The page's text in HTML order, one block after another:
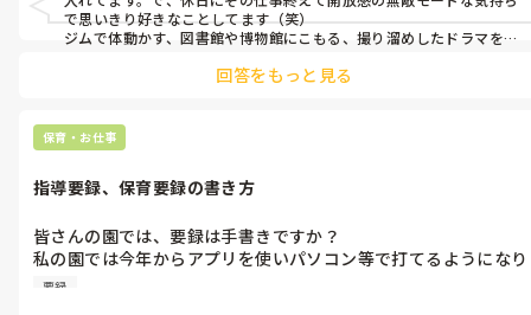
で思いきり好きなことしてます（笑）
ジムで体動かす、図書館や博物館にこもる、撮り溜めしたドラマを観
回答をもっと見る
保育・お仕事
指導要録、保育要録の書き方
皆さんの園では、要録は手書きですか？
私の園では今年からアプリを使いパソコン等で打てるようになり
ました！
要録